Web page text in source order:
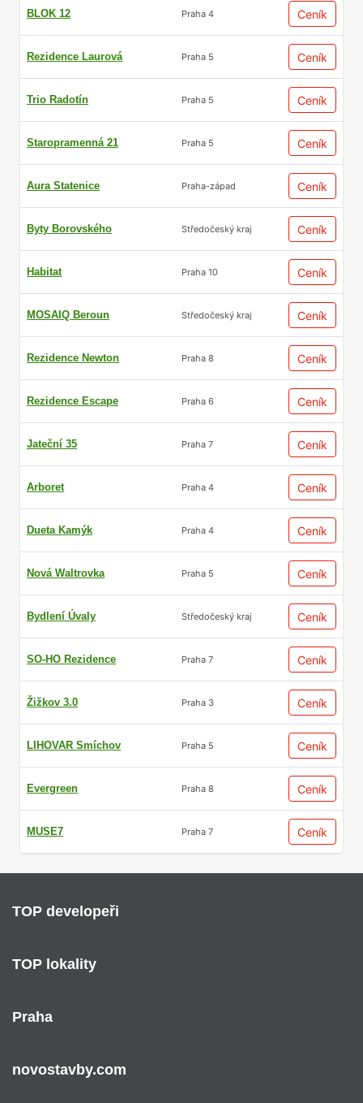
BLOK 12 Praha 4 Ceník
Rezidence Laurová Praha 5 Ceník
Trio Radotín Praha 5 Ceník
Staropramenná 21 Praha 5 Ceník
Aura Statenice Praha-západ Ceník
Byty Borovského Středočeský kraj Ceník
Habitat Praha 10 Ceník
MOSAIQ Beroun Středočeský kraj Ceník
Rezidence Newton Praha 8 Ceník
Rezidence Escape Praha 6 Ceník
Jateční 35 Praha 7 Ceník
Arboret Praha 4 Ceník
Dueta Kamýk Praha 4 Ceník
Nová Waltrovka Praha 5 Ceník
Bydlení Úvaly Středočeský kraj Ceník
SO-HO Rezidence Praha 7 Ceník
Žižkov 3.0 Praha 3 Ceník
LIHOVAR Smíchov Praha 5 Ceník
Evergreen Praha 8 Ceník
MUSE7 Praha 7 Ceník
TOP developeři
TOP lokality
Praha
novostavby.com